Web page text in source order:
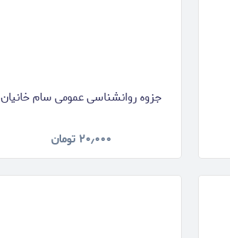
جزوه روانشناسی عمومی سام خانیان
۲۰٫۰۰۰ تومان